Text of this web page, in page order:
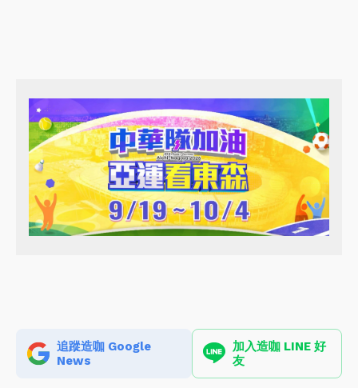
追蹤造咖 Google
News
加入造咖 LINE 好
友